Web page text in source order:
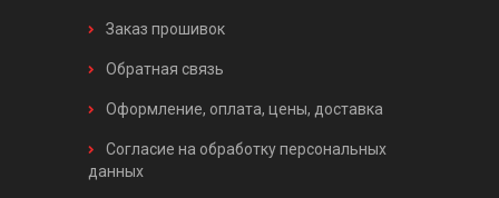
Заказ прошивок
Обратная связь
Оформление, оплата, цены, доставка
Согласие на обработку персональных
данных